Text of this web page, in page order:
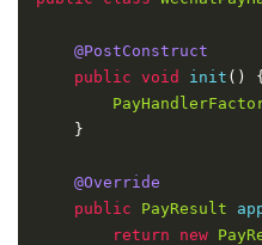
@PostConstruct
public void init ()
{
}
@Override
public
PayResult
return
new